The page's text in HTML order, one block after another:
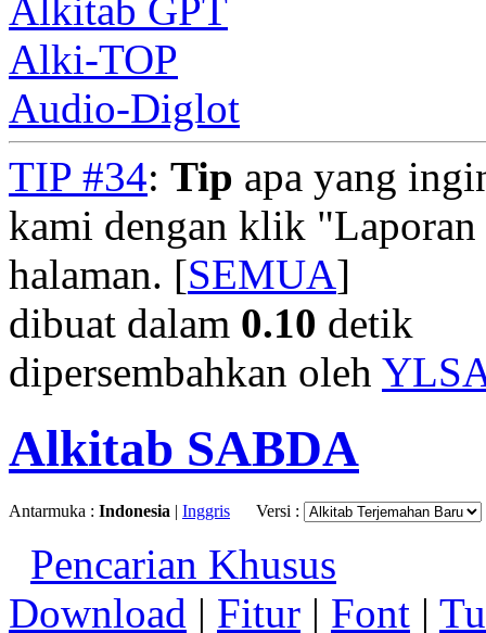
Alkitab GPT
Alki-TOP
Audio-Diglot
TIP #34: Tip apa yang
kami dengan klik "Laporan
halaman. [SEMUA]
dibuat dalam 0.10 detik
dipersembahkan oleh
Alkitab SABDA
Antarmuka : Indonesia | Inggris Versi :
Pencarian Khusus
Download | Fitur | Font |